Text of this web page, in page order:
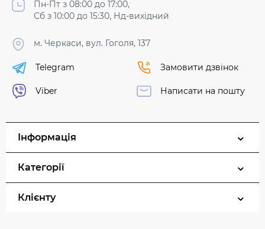
Пн-Пт з 08:00 до 17:00,
Сб з 10:00 до 15:30, Нд-вихідний
м. Черкаси, вул. Гоголя, 137
Telegram
Viber
Замовити дзвінок
Написати на пошту
Інформація
Категорії
Клієнту